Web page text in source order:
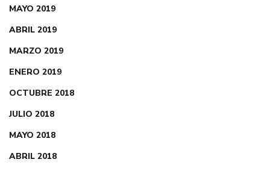
MAYO 2019
ABRIL 2019
MARZO 2019
ENERO 2019
OCTUBRE 2018
JULIO 2018
MAYO 2018
ABRIL 2018